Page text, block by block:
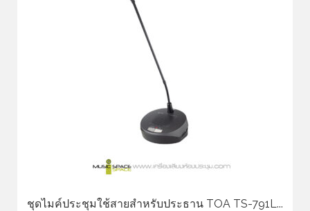
ชุดไมค์ประชุมใช้สายสำหรับประธาน TOA TS-791L...